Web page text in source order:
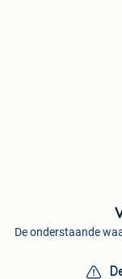
De onderstaande